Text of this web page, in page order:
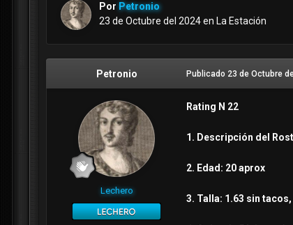
Por Petronio
23 de Octubre del 2024en La Estación
Petronio
Lechero
Publicado 23 de Octubre
Rating N 22
1. Descripción del
2. Edad: 20 aprox
3. Talla: 1.63 sin